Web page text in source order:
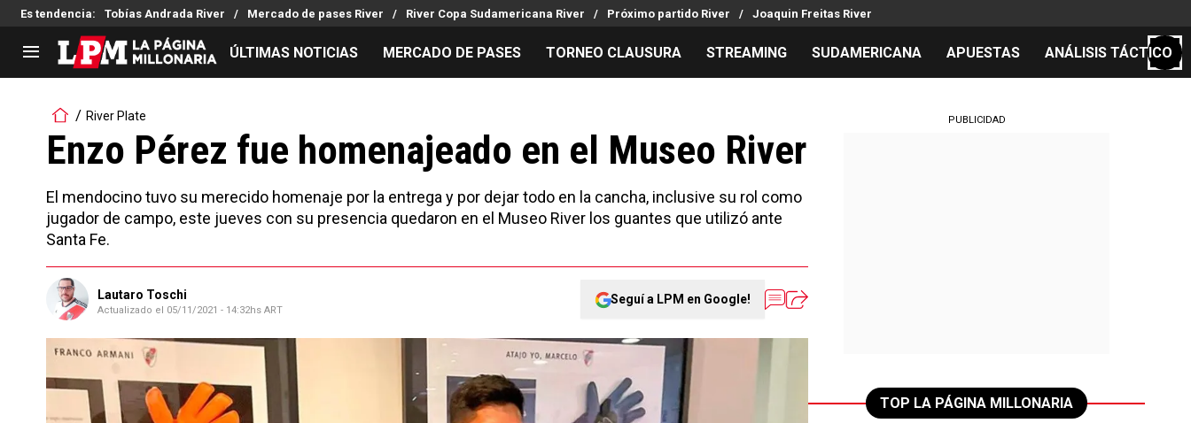
Es tendencia: Tobías Andrada River Mercado de pases River River Copa Sudamericana River Próximo partido River Joaquin Freitas River
LIGA PROFESIONAL
Noticias
Tabla de posiciones
Reserva
Copa Sudamericana
Copa Argentina
Mercado de Pases
Análisis tácticos
Chacho Coudet
Ex River
Streaming
Entradas
Los goles de River
Entrevistas
Noticias
Guías
Pronósticos
ÚLTIMAS NOTICIAS MERCADO DE PASES TORNEO CLAUSURA STREAMING SUDAMERICANA APUESTAS ANÁLISIS TÁCTICO
River Plate
Enzo Pérez fue homenajeado en el Museo River
El mendocino tuvo su merecido homenaje por la entrega y por dejar todo en la cancha, inclusive su rol como
jugador de campo, este jueves con su presencia quedaron en el Museo River los guantes que utilizó ante
Santa Fe.
Lautaro Toschi
Actualizado el 05/11/2021 - 14:32hs ART
Seguí a LPM en Google!
PUBLICIDAD
TOP LA PÁGINA MILLONARIA